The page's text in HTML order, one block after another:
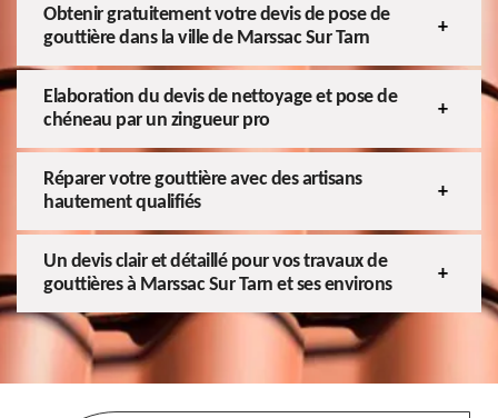
Obtenir gratuitement votre devis de pose de
gouttière dans la ville de Marssac Sur Tarn
Elaboration du devis de nettoyage et pose de
chéneau par un zingueur pro
Réparer votre gouttière avec des artisans
hautement qualifiés
Un devis clair et détaillé pour vos travaux de
gouttières à Marssac Sur Tarn et ses environs